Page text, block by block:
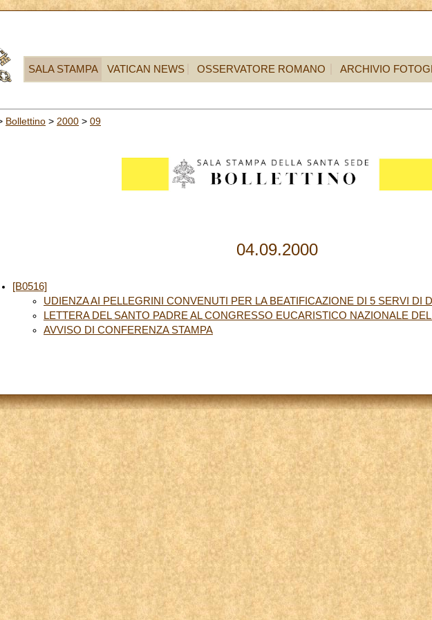
SALA STAMPA VATICAN NEWS OSSERVATORE ROMANO ARCHIVIO
Bollettino > 2000 > 09
04.09.2000
[B0516]
UDIENZA AI PELLEGRINI CONVENUTI PER LA BEATIFICAZIONE DI 5 SERVI DI
LETTERA DEL SANTO PADRE AL CONGRESSO EUCARISTICO NAZIONALE
AVVISO DI CONFERENZA STAMPA